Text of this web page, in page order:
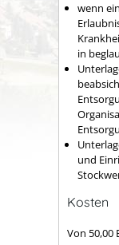
wenn
in
und
Kosten
Von 50,00